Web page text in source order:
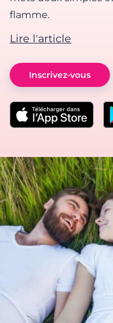
flamme.
Lire l'article
Inscrivez-vous